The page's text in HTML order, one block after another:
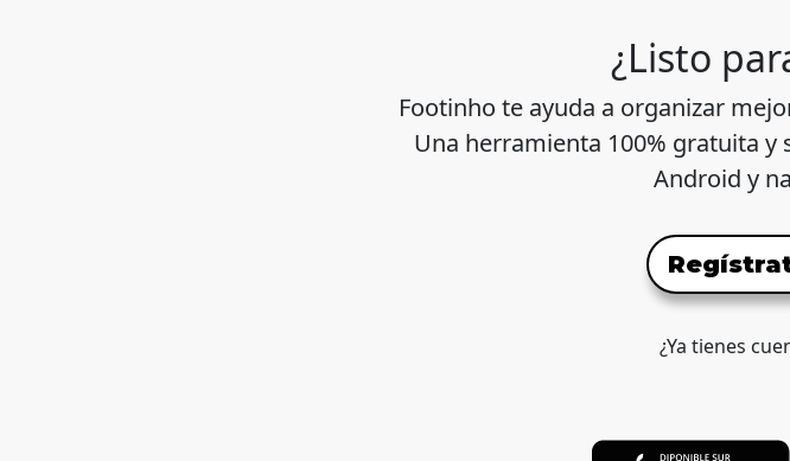
¿Listo
Footinho te ayuda a organizar
Una herramienta 100% gratuita
Android y
¿Ya tienes